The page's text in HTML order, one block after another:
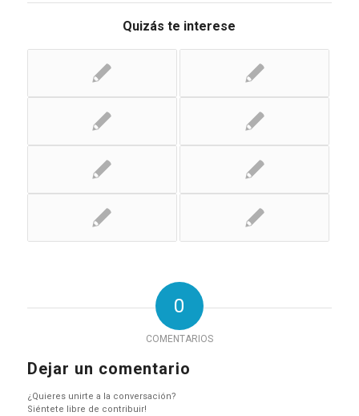
Quizás te interese
0
COMENTARIOS
Dejar un comentario
¿Quieres unirte a la conversación?
Siéntete libre de contribuir!